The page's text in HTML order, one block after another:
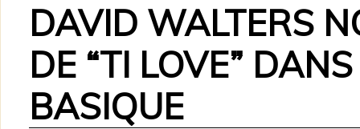
DAVID WALTERS
DE “TI LOVE”
BASIQUE